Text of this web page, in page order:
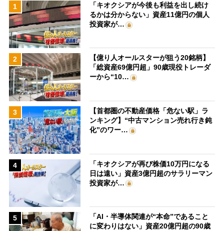
1
「キオクシアが今後も利益を出し続け
るかは分からない」資産11億円の個人
投資家が…
2
【億り人オールスターが狙う20銘柄】
「総資産69億円超」90歳現役トレーダ
ーから“10…
3
【首都圏の不動産価格「危ない駅」ラ
ンキング】“中古マンション売れ行き鈍
化”のワー…
4
「キオクシアが再び株価10万円になる
日は遠い」資産3億円超のサラリーマン
投資家が…
5
「AI・半導体関連が“本命”であること
に変わりはない」資産20億円超の90歳